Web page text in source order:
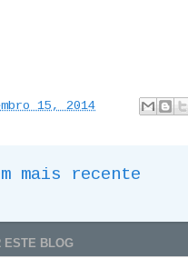
15, 2014
mais recente
ESTE BLOG